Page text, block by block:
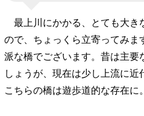
最上川にかかる、とても大き
ので、ちょっくら立寄ってみ
派な橋でございます。昔は主
しょうが、現在は少し上流に近
こちらの橋は遊歩道的な存在に。